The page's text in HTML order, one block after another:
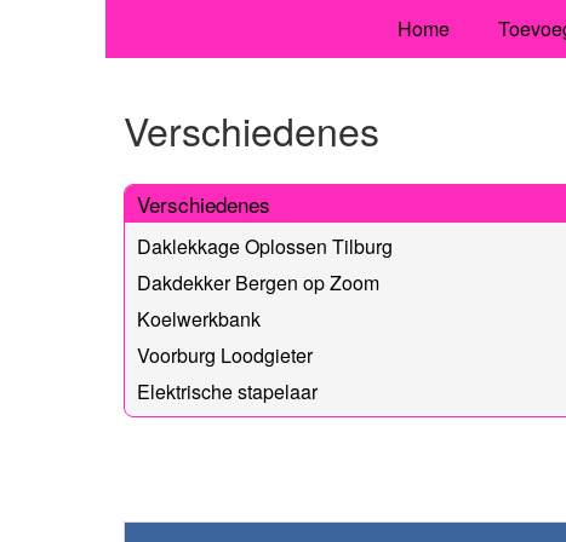
Home
Verschiedenes
Verschiedenes
Daklekkage Oplossen Tilburg
Dakdekker Bergen op Zoom
Koelwerkbank
Voorburg Loodgieter
Elektrische stapelaar